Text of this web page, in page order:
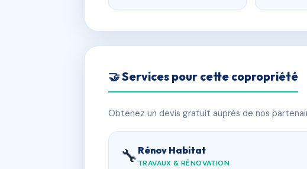
🤝 Services pour cette copropriété
Obtenez un devis gratuit auprès de nos
🔧 Rénov Habitat
TRAVAUX & RÉNOVATION